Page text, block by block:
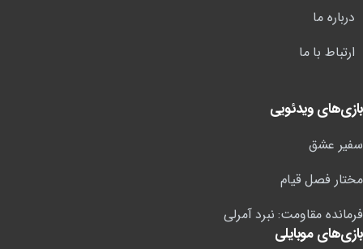
درباره ما
ارتباط با ما
بازی‌های ویدئویی
سفیر عشق
مختار فصل قیام
فرمانده مقاومت: نبرد آمرلی
بازی‌های موبایلی